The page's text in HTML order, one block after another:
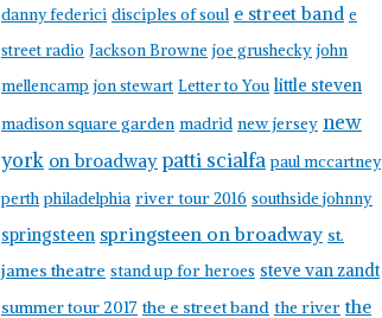
danny federici disciples of soul e street band e
street radio Jackson Browne joe grushecky john
mellencamp jon stewart Letter to You little steven
madison square garden madrid new jersey new
york on broadway patti scialfa paul mccartney
perth philadelphia river tour 2016 southside johnny
springsteen springsteen on broadway st.
james theatre stand up for heroes steve van zandt
summer tour 2017 the e street band the river the